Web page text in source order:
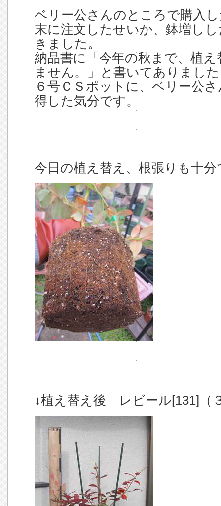
ベリー公さんのところで購入
末に注文したせいか、鉢増し
きました。
納品書に「今年の秋まで、植
ません。」と書いてありまし
６号ＣＳポットに、ベリー公
得した気分です。
今日の植え替え、根張りも十分
↓植え替え後 レビール[131]（